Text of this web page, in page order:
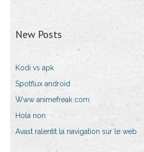
New Posts
Kodi vs apk
Spotflux android
Www animefreak com
Hola non
Avast ralentit la navigation sur le web